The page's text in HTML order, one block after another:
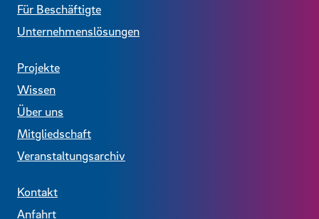
Für Beschäftigte
Unternehmenslösungen
Projekte
Wissen
Über uns
Mitgliedschaft
Veranstaltungsarchiv
Kontakt
Anfahrt